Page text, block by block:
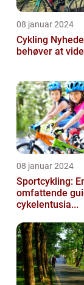
08 januar 2024
Cykling
behøver at vide
08 januar 2024
Sportcykling:
omfattende
cykelentusia...